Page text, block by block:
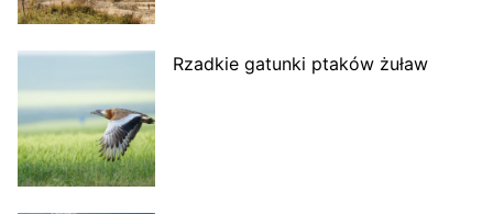
Rzadkie gatunki ptaków żuław